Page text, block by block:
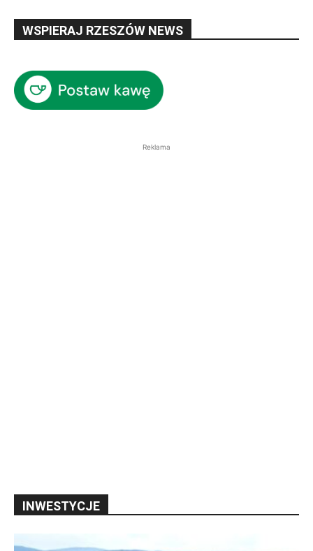
WSPIERAJ RZESZÓW NEWS
Reklama
INWESTYCJE